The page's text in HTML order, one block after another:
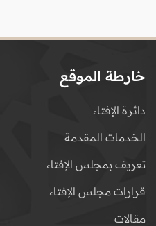
خارطة الموقع
دائرة الإفتاء
الخدمات المقدمة
تعريف بمجلس الإفتاء
قرارات مجلس الإفتاء
مقالات